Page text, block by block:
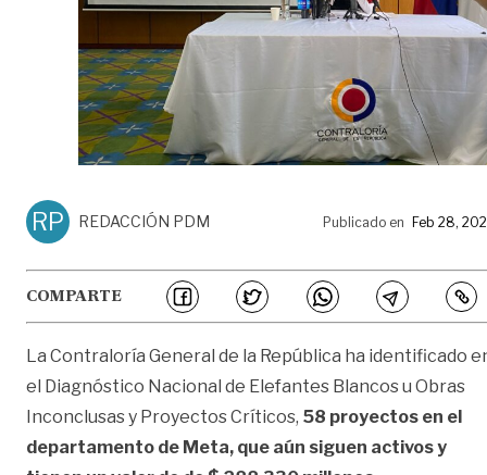
RP REDACCIÓN PDM Publicado en Feb 28,
COMPARTE
La Contraloría General de la República ha identificado
el Diagnóstico Nacional de Elefantes Blancos u Obras
Inconclusas y Proyectos Críticos, 58 proyectos en el
departamento de Meta, que aún siguen activos y